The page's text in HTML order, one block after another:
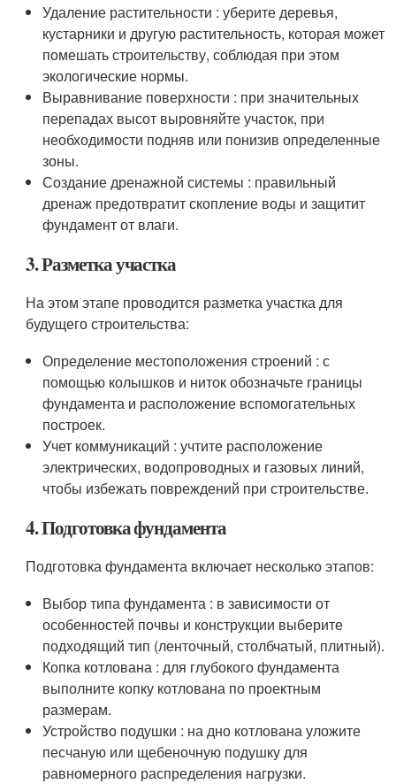
Удаление растительности : уберите деревья,
кустарники и другую растительность, которая может
помешать строительству, соблюдая при этом
экологические нормы.
Выравнивание поверхности : при значительных
перепадах высот выровняйте участок, при
необходимости подняв или понизив определенные
зоны.
Создание дренажной системы : правильный
дренаж предотвратит скопление воды и защитит
фундамент от влаги.
3. Разметка участка
На этом этапе проводится разметка участка для
будущего строительства:
Определение местоположения строений : с
помощью колышков и ниток обозначьте границы
фундамента и расположение вспомогательных
построек.
Учет коммуникаций : учтите расположение
электрических, водопроводных и газовых линий,
чтобы избежать повреждений при строительстве.
4. Подготовка фундамента
Подготовка фундамента включает несколько этапов:
Выбор типа фундамента : в зависимости от
особенностей почвы и конструкции выберите
подходящий тип (ленточный, столбчатый, плитный).
Копка котлована : для глубокого фундамента
выполните копку котлована по проектным
размерам.
Устройство подушки : на дно котлована уложите
песчаную или щебеночную подушку для
равномерного распределения нагрузки.